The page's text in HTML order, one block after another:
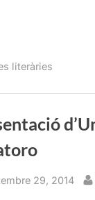
literàries
29, 2014